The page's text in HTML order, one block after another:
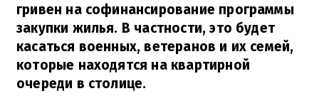
гривен на софинансирование программы
закупки жилья. В частности, это будет
касаться военных, ветеранов и их семей,
которые находятся на квартирной
очереди в столице.